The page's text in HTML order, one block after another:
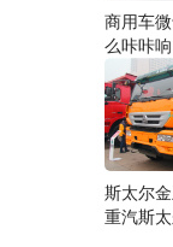
商用车
么咔咔响
斯太尔
重汽斯